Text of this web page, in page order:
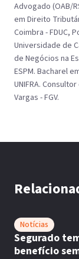
Advogado (OAB/
em Direito
Coimbra - FDUC,
Universidade de
de Negócios na
ESPM. Bacharel
UNIFRA.
Vargas - FGV.
Notícias
Segurado
benefício